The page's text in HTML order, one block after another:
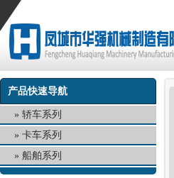
产品快速导航
轿车系列
卡车系列
船舶系列